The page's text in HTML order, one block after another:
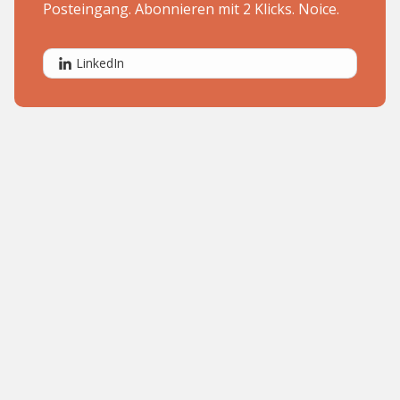
Posteingang. Abonnieren mit 2 Klicks. Noice.
LinkedIn